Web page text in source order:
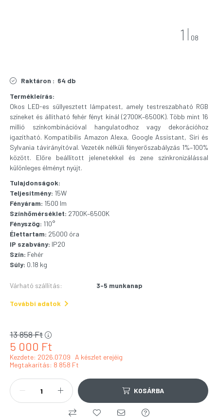
1 08
Raktáron : 64 db
Termékleírás:
Okos LED-es süllyesztett lámpatest, amely testreszabható RGB
színeket és állítható fehér fényt kínál (2700K–6500K). Több mint 16
millió színkombinációval hangulatodhoz vagy dekorációhoz
igazítható. Kompatibilis Amazon Alexa, Google Assistant, Siri és
Sylvania távirányítóval. Vezeték nélküli fényerőszabályzás 1%–100%
között. Előre beállított jelenetekkel és zene szinkronizálással
különleges élményt nyújt.
Tulajdonságok:
Teljesítmény: 15W
Fényáram: 1500 lm
Színhőmérséklet: 2700K–6500K
Fényszög: 110°
Élettartam: 25000 óra
IP szabvány: IP20
Szín: Fehér
Súly: 0.18 kg
Várható szállítás: 3-5 munkanap
További adatok
5 000 Ft
13 858Ft
Kezdete: 2026.07.09
A készlet erejéig
Megtakarítás 8 858 Ft
KOSÁRBA